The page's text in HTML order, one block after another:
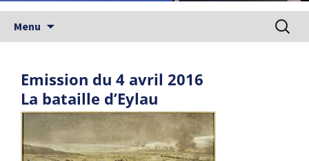
Menu
Emission du 4 avril 2016
La bataille d’Eylau